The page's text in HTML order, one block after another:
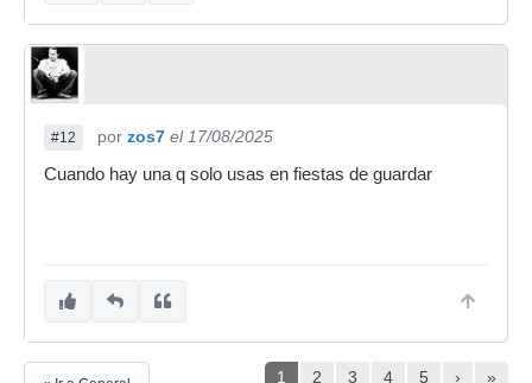
#12 por zos7 el 17/08/2025
Cuando hay una q solo usas en fiestas de guardar
1 2 3 4 5 › »